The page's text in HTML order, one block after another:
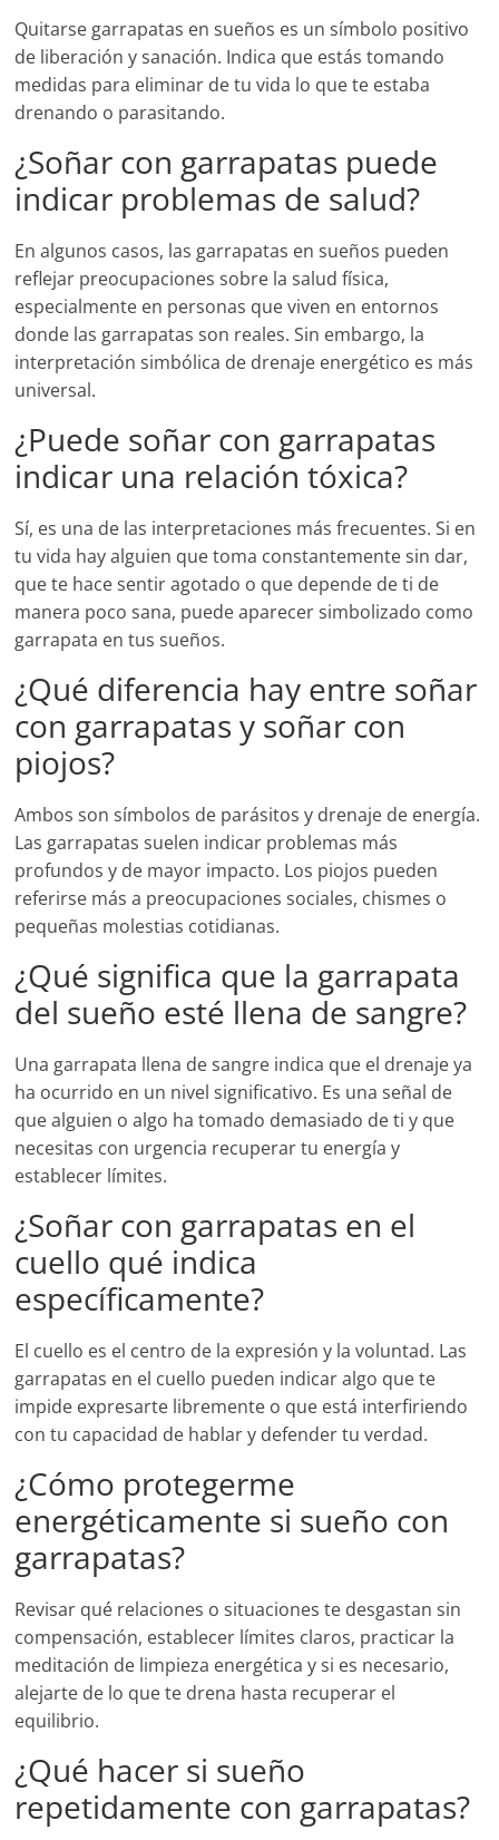
Quitarse garrapatas en sueños es un símbolo positivo
de liberación y sanación. Indica que estás tomando
medidas para eliminar de tu vida lo que te estaba
drenando o parasitando.
¿Soñar con garrapatas puede
indicar problemas de salud?
En algunos casos, las garrapatas en sueños pueden
reflejar preocupaciones sobre la salud física,
especialmente en personas que viven en entornos
donde las garrapatas son reales. Sin embargo, la
interpretación simbólica de drenaje energético es más
universal.
¿Puede soñar con garrapatas
indicar una relación tóxica?
Sí, es una de las interpretaciones más frecuentes. Si en
tu vida hay alguien que toma constantemente sin dar,
que te hace sentir agotado o que depende de ti de
manera poco sana, puede aparecer simbolizado como
garrapata en tus sueños.
¿Qué diferencia hay entre soñar
con garrapatas y soñar con
piojos?
Ambos son símbolos de parásitos y drenaje de energía.
Las garrapatas suelen indicar problemas más
profundos y de mayor impacto. Los piojos pueden
referirse más a preocupaciones sociales, chismes o
pequeñas molestias cotidianas.
¿Qué significa que la garrapata
del sueño esté llena de sangre?
Una garrapata llena de sangre indica que el drenaje ya
ha ocurrido en un nivel significativo. Es una señal de
que alguien o algo ha tomado demasiado de ti y que
necesitas con urgencia recuperar tu energía y
establecer límites.
¿Soñar con garrapatas en el
cuello qué indica
específicamente?
El cuello es el centro de la expresión y la voluntad. Las
garrapatas en el cuello pueden indicar algo que te
impide expresarte libremente o que está interfiriendo
con tu capacidad de hablar y defender tu verdad.
¿Cómo protegerme
energéticamente si sueño con
garrapatas?
Revisar qué relaciones o situaciones te desgastan sin
compensación, establecer límites claros, practicar la
meditación de limpieza energética y si es necesario,
alejarte de lo que te drena hasta recuperar el
equilibrio.
¿Qué hacer si sueño
repetidamente con garrapatas?